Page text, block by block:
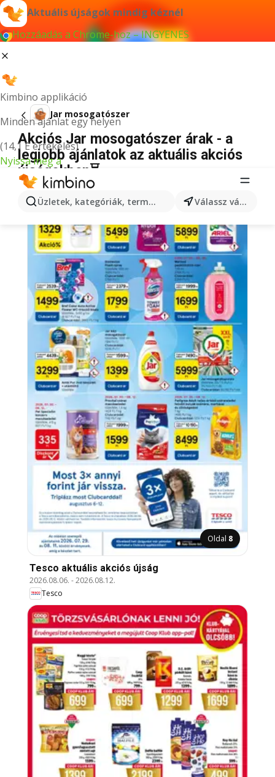
Aktuális újságok mindig kéznél
Hozzáadás a Chrome-hoz – INGYENES
Kimbino applikáció
Minden ajánlat egy helyen
(14,1 E értékelés)
Nyissa meg a
Üzletek, kategóriák, termékek keresése... Válassz várost
Jar mosogatószer
Akciós Jar mosogatószer árak - a
legjobb ajánlatok az aktuális akciós
újságokban⏳
Oldal 8
Tesco aktuális akciós újság
2026.08.06. -2026.08.12.
Tesco